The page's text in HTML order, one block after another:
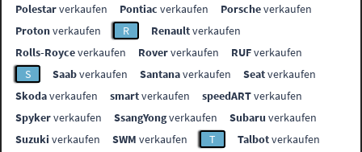
Polestarverkaufen Pontiac verkaufen Porscheverkaufen
Protonverkaufen R Renaultverkaufen
Rolls-Royceverkaufen Roververkaufen RUFverkaufen
S
Saabverkaufen Santanaverkaufen Seatverkaufen
Skodaverkaufen smartverkaufen speedARTverkaufen
Spykerverkaufen SsangYongverkaufen Subaru verkaufen
Suzuki verkaufen SWM verkaufen T Talbotverkaufen